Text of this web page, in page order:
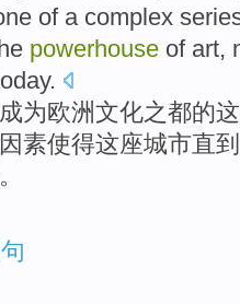
of a complex
powerhouse ofart,
.
成为欧洲文化之都的这
素使得这座城市直
。